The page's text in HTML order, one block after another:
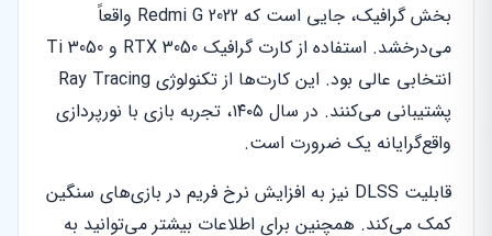
بخش گرافیک، جایی است که Redmi G 2022 واقعاً
می‌درخشد. استفاده از کارت گرافیک RTX 3050 و 3050 Ti
انتخابی عالی بود. این کارت‌ها از تکنولوژی Ray Tracing
پشتیبانی می‌کنند. در سال ۱۴۰۵، تجربه بازی با نورپردازی
واقع‌گرایانه یک ضرورت است.
قابلیت DLSS نیز به افزایش نرخ فریم در بازی‌های سنگین
کمک می‌کند. همچنین برای اطلاعات بیشتر می‌توانید به